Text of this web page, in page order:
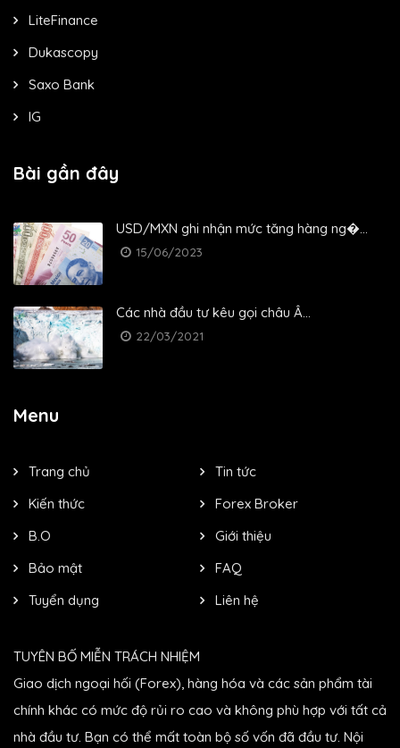
LiteFinance
Dukascopy
Saxo Bank
IG
Bài gần đây
USD/MXN ghi nhận mức tăng hàng ng�...
15/06/2023
Các nhà đầu tư kêu gọi châu Â...
22/03/2021
Menu
Trang chủ
Tin tức
Kiến thức
Forex Broker
B.O
Giới thiệu
Bảo mật
FAQ
Tuyển dụng
Liên hệ
TUYÊN BỐ MIỄN TRÁCH NHIỆM
Giao dịch ngoại hối (Forex), hàng hóa và các sản phẩm tài
chính khác có mức độ rủi ro cao và không phù hợp với tất cả
nhà đầu tư. Bạn có thể mất toàn bộ số vốn đã đầu tư. Nội